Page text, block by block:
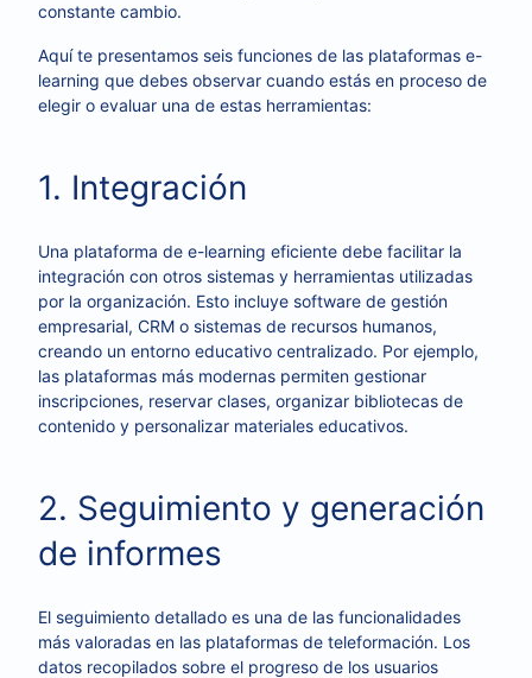
constante cambio.
Aquí te presentamos seis funciones de las plataformas e-
learning que debes observar cuando estás en proceso de
elegir o evaluar una de estas herramientas:
1. Integración
Una plataforma de e-learning eficiente debe facilitar la
integración con otros sistemas y herramientas utilizadas
por la organización. Esto incluye software de gestión
empresarial, CRM o sistemas de recursos humanos,
creando un entorno educativo centralizado. Por ejemplo,
las plataformas más modernas permiten gestionar
inscripciones, reservar clases, organizar bibliotecas de
contenido y personalizar materiales educativos.
2. Seguimiento y generación
de informes
El seguimiento detallado es una de las funcionalidades
más valoradas en las plataformas de teleformación. Los
datos recopilados sobre el progreso de los usuarios